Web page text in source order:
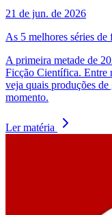
21 de jun. de 2026
As 5 melhores séries
A primeira metade de
Ficção Científica. Entre
veja quais produções de
momento.
Ler matéria